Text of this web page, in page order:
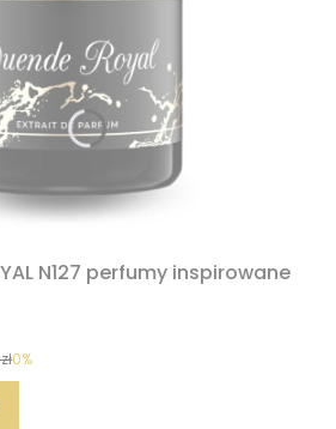
N127 perfumy inspirowane
0%